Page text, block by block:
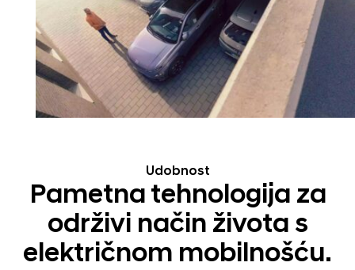
Udobnost
Pametna tehnologija za
održivi način života s
električnom mobilnošću.